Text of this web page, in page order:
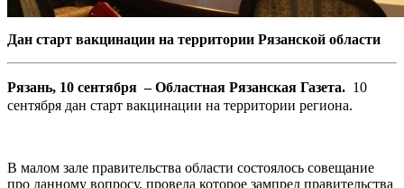
Дан старт вакцинации на территории Рязанской области
Рязань, 10 сентября – Областная Рязанская Газета. 10
сентября дан старт вакцинации на территории региона.
В малом зале правительства области состоялось совещание
про данному вопросу, провела которое зампред правительства